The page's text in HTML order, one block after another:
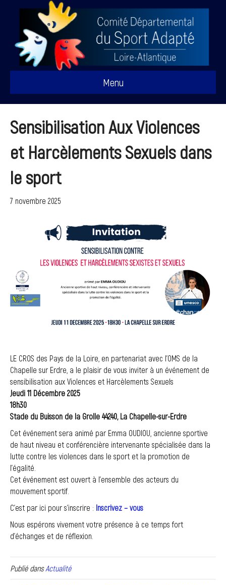
Menu
Sensibilisation Aux Violences
et Harcèlements Sexuels dans
le sport
7 novembre 2025
LE CROS des Pays de la Loire, en partenariat avec l’OMS de la
Chapelle sur Erdre, a le plaisir de vous inviter à un événement de
sensibilisation aux Violences et Harcèlements Sexuels
Jeudi 11 Décembre 2025
18h30
Stade du Buisson de la Grolle 44240, La Chapelle-sur-Erdre
Cet événement sera animé par Emma OUDIOU, ancienne sportive
de haut niveau et conférencière intervenante spécialisée dans la
lutte contre les violences dans le sport et la promotion de
l’égalité.
Cet événement est ouvert à l’ensemble des acteurs du
mouvement sportif.
C’est par ici pour s’inscrire : Inscrivez – vous
Nous espérons vivement votre présence à ce temps fort
d’échanges et de réflexion.
Publié dansActualité